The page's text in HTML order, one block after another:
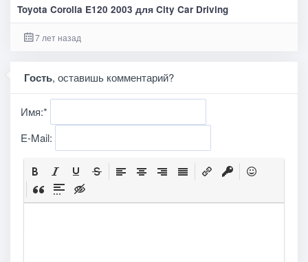
Toyota Corolla E120 2003 для City Car Driving
7 лет назад
Гость, оставишь комментарий?
Имя:*
E-Mail: